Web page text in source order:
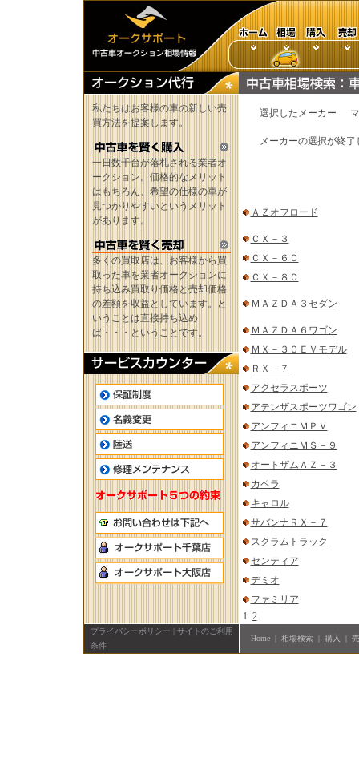
私たちはお客様の車の新しい売
買方法を提案します。
一日数千台が落札される業者オ
ークション。価格的なメリット
はもちろん、希望の仕様の車が
見つかりやすいというメリット
があります。
多くの買取店は、お客様から買
取った車を業者オークションに
持ち込み買取り価格と売却価格
の差額を収益としています。と
いうことは直接持ち込め
ば・・・ということです。
選択したメーカー
メーカーの選択が終
ＡＺオフロード
ＣＸ－３
ＣＸ－６０
ＣＸ－８０
ＭＡＺＤＡ３セダン
ＭＡＺＤＡ６ワゴン
ＭＸ－３０ＥＶモデル
ＲＸ－７
アクセラスポーツ
アテンザスポーツワゴン
アンフィニＭＰＶ
アンフィニＭＳ－９
オートザムＡＺ－３
カペラ
キャロル
サバンナＲＸ－７
スクラムトラック
センティア
デミオ
ファミリア
1 2
プライバシーポリシー | サイトのご利用
条件
Home| 相場検索| 購入 |